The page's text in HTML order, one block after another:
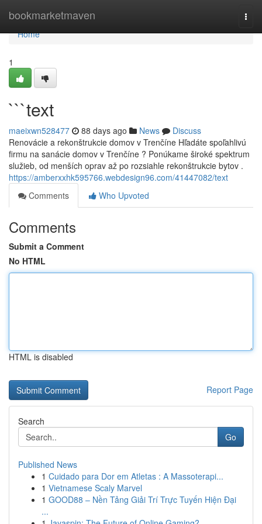
bookmarketmaven
Home
Home
1
```text
maeixwn528477 88 days ago News
Discuss
Renovácie a rekonštrukcie domov v Trenčíne Hľadáte spoľahlivú
firmu na sanácie domov v Trenčíne ? Ponúkame široké spektrum
služieb, od menších oprav až po rozsiahle rekonštrukcie bytov .
https://amberxxhk595766.webdesign96.com/41447082/text
Comments
Who Upvoted
Comments
Submit a Comment
No HTML
HTML is disabled
Report Page
Search
Go
Published News
1 Cuidado para Dor em Atletas : A Massoterapi...
1 Vietnamese Scaly Marvel
1 GOOD88 – Nền Tảng Giải Trí Trực Tuyến Hiện Đại
...